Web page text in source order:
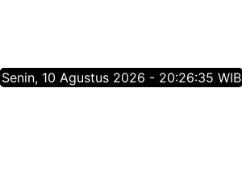
Senin, 10 Agustus 2026 - 20:26:35 WIB